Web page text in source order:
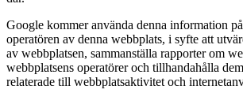
Google kommer använda denna information
operatören av denna webbplats, i syfte att
av webbplatsen, sammanställa rapporter om
webbplatsens operatörer och tillhandahålla
relaterade till webbplatsaktivitet och